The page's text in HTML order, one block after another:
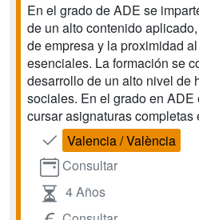
En el grado de ADE se
de un alto contenido
de empresa y la proximidad
esenciales. La formación se
desarrollo de un alto nivel de
sociales. En el grado en
cursar asignaturas completas
Valencia / València
Consultar
4 Años